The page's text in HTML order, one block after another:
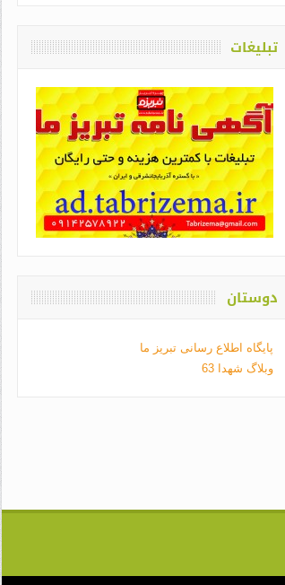
تبلیغات
دوستان
پایگاه اطلاع رسانی تبریز ما
وبلاگ شهدا 63